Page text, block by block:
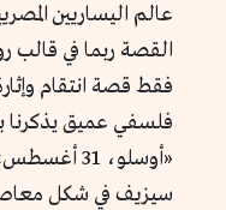
عالم اليساريين
القصة ربما في قالب
فقط قصة انتقام
فلسفي عميق يذكرنا
«أوسلو، 31
سيزيف في شكل